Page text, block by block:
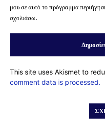
μου σε αυτό το πρόγραμμα
σχολιάσω.
This site uses Akismet to
comment data is processed.